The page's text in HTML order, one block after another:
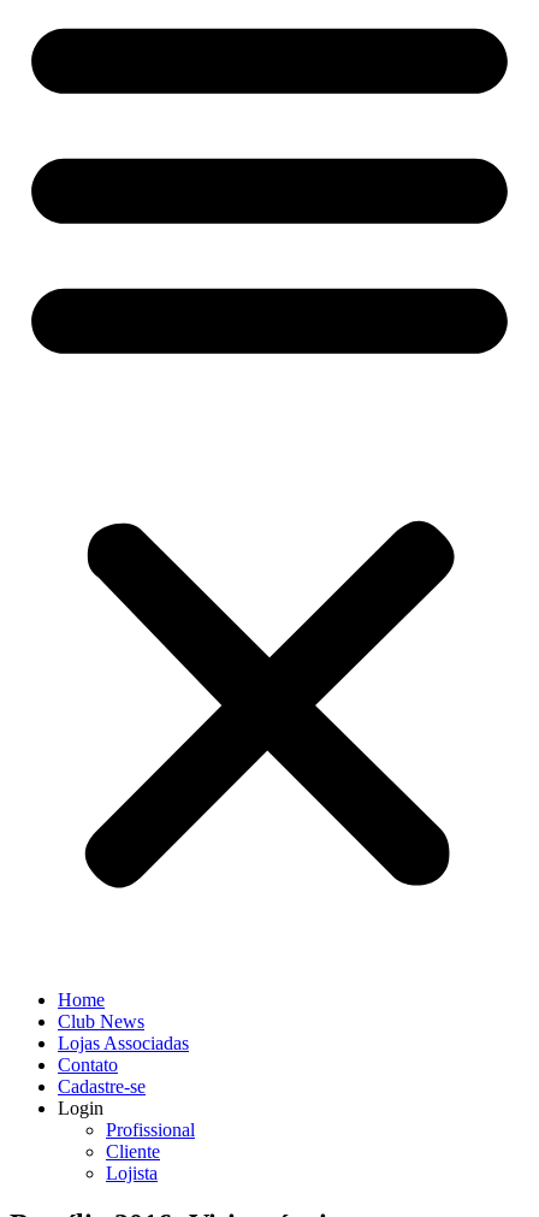
Home
Club News
Lojas Associadas
Contato
Cadastre-se
Login
Profissional
Cliente
Lojista